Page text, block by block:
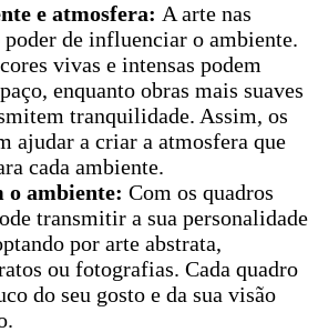
e atmosfera: A arte nas
poder de influenciar o ambiente.
vivas e intensas podem
enquanto obras mais suaves
tranquilidade. Assim, os
ajudar a criar a atmosfera que
cada ambiente.
o ambiente: Com os quadros
transmitir a sua personalidade
por arte abstrata,
ou fotografias. Cada quadro
do seu gosto e da sua visão